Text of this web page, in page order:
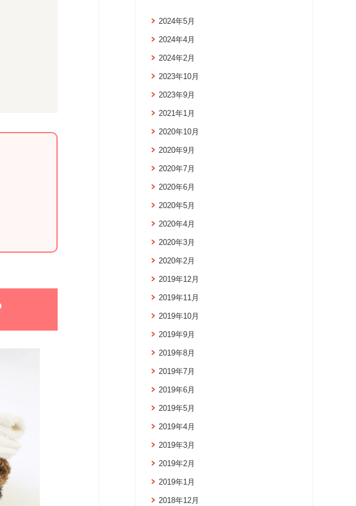
2024年5月
2024年4月
2024年2月
2023年10月
2023年9月
2021年1月
2020年10月
2020年9月
2020年7月
2020年6月
2020年5月
2020年4月
2020年3月
2020年2月
2019年12月
2019年11月
2019年10月
2019年9月
2019年8月
2019年7月
2019年6月
2019年5月
2019年4月
2019年3月
2019年2月
2019年1月
2018年12月